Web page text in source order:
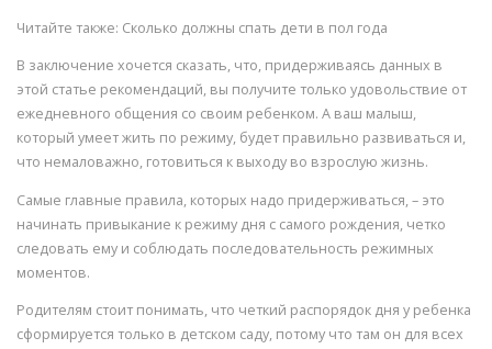
Читайте также: Сколько должны спать дети в пол года
В заключение хочется сказать, что, придерживаясь данных в
этой статье рекомендаций, вы получите только удовольствие от
ежедневного общения со своим ребенком. А ваш малыш,
который умеет жить по режиму, будет правильно развиваться и,
что немаловажно, готовиться к выходу во взрослую жизнь.
Самые главные правила, которых надо придерживаться, – это
начинать привыкание к режиму дня с самого рождения, четко
следовать ему и соблюдать последовательность режимных
моментов.
Родителям стоит понимать, что четкий распорядок дня у ребенка
сформируется только в детском саду, потому что там он для всех